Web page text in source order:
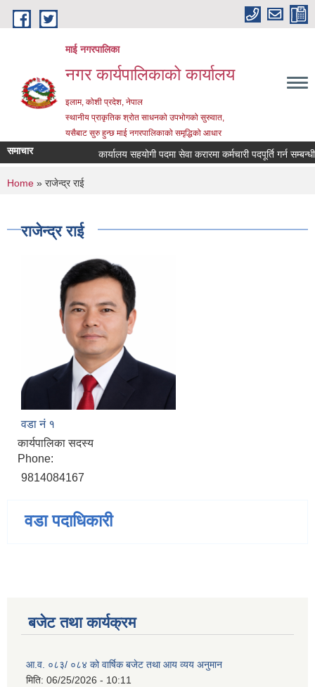
Skip to main content
माई नगरपालिका
नगर कार्यपालिकाको कार्यालय
इलाम, कोशी प्रदेश, नेपाल
स्थानीय प्राकृतिक श्रोत साधनको उपभोगको सुरुवात,
यसैबाट सुरु हुन्छ माई नगरपालिकाको समृद्धिको आधार
समाचार कार्यालय सहयोगी पदमा सेवा करारमा कर्मचारी पदपूर्ति गर्न सम्बन्धी
You are here
Home » राजेन्द्र राई
राजेन्द्र राई
वडा नं १
कार्यपालिका सदस्य
Phone:
9814084167
वडा पदाधिकारी
बजेट तथा कार्यक्रम
आ.व. ०८३/ ०८४ को वार्षिक बजेट तथा आय व्यय अनुमान
मिति: 06/25/2026 - 10:11